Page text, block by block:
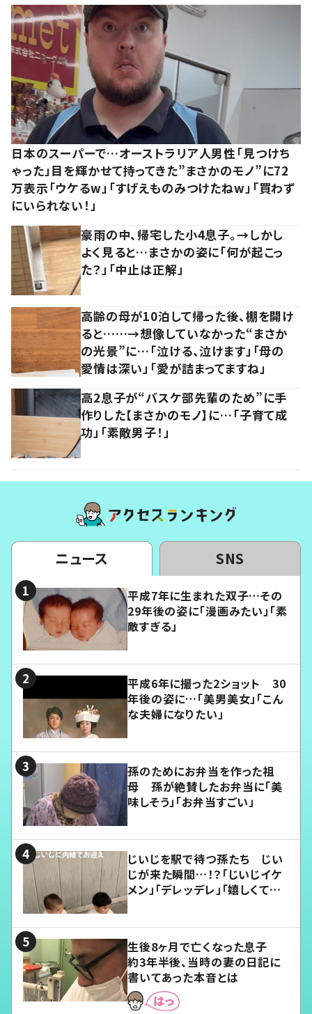
日本のスーパーで…オーストラリア人男性「見つけち
ゃった」目を輝かせて持ってきた”まさかのモノ”に72
万表示「ウケるw」「すげえものみつけたねw」「買わず
にいられない！」
豪雨の中、帰宅した小4息子。→しかし
よく見ると…まさかの姿に「何が起こっ
た？」「中止は正解」
高齢の母が10泊して帰った後、棚を開け
ると……→想像していなかった“まさか
の光景”に…「泣ける、泣けます」「母の
愛情は深い」「愛が詰まってますね」
高2息子が“バスケ部先輩のため”に手
作りした【まさかのモノ】に…「子育て成
功」「素敵男子！」
ニュース SNS
平成7年に生まれた双子…その
29年後の姿に「漫画みたい」「素
敵すぎる」
平成6年に撮った2ショット 30
年後の姿に…「美男美女」「こん
な夫婦になりたい」
孫のためにお弁当を作った祖
母 孫が絶賛したお弁当に「美
味しそう」「お弁当すごい」
じいじを駅で待つ孫たち じい
じが来た瞬間…！？「じいじイケ
メン」「デレッデレ」「嬉しくて可
生後8ヶ月で亡くなった息子
約3年半後、当時の妻の日記に
書いてあった本音とは